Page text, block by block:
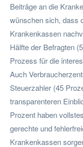
Beiträge an die
wünschen sich, dass
Krankenkassen
Hälfte der Befragten
Prozess für die
Auch
Steuerzahler (45
transparenteren
Prozent haben
gerechte und
Krankenkassen